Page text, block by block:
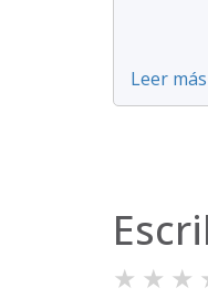
Leer más
★ ★ ★